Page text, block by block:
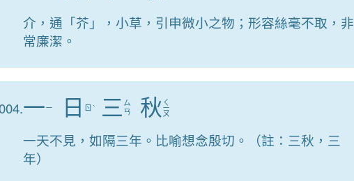
介，通「芥」，小草，引申微小之物；形容絲毫不取，非
常廉潔。
一ㄧ 日 ㄖ ˋ 三 ㄙ
ㄢ
秋 ㄑ
ㄧ
ㄡ
一天不見，如隔三年。比喻想念殷切。（註：三秋，三
年）